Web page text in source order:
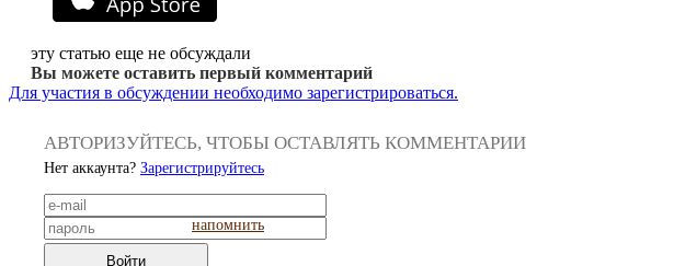
эту статью еще не обсуждали
Вы можете оставить первый комментарий
Для участия в обсуждении необходимо зарегистрироваться.
АВТОРИЗУЙТЕСЬ, ЧТОБЫ ОСТАВЛЯТЬ КОММЕНТАРИИ
Нет аккаунта? Зарегистрируйтесь
напомнить
Войти